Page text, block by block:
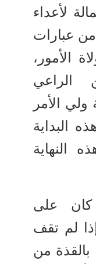
لأعداء
عبارات
الأمور،
الراعي
الأمر
البداية
النهاية
كان على
لم تقف
من